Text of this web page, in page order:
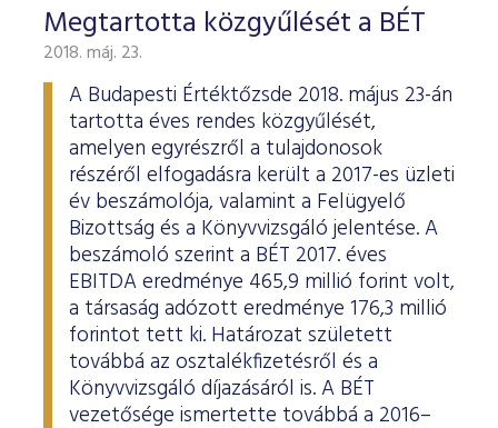
Megtartotta közgyűlését a BÉT
2018. máj. 23.
A Budapesti Értéktőzsde 2018. május 23-án
tartotta éves rendes közgyűlését,
amelyen egyrészről a tulajdonosok
részéről elfogadásra került a 2017-es üzleti
év beszámolója, valamint a Felügyelő
Bizottság és a Könyvvizsgáló jelentése. A
beszámoló szerint a BÉT 2017. éves
EBITDA eredménye 465,9 millió forint volt,
a társaság adózott eredménye 176,3 millió
forintot tett ki. Határozat született
továbbá az osztalékfizetésről és a
Könyvvizsgáló díjazásáról is. A BÉT
vezetősége ismertette továbbá a 2016–